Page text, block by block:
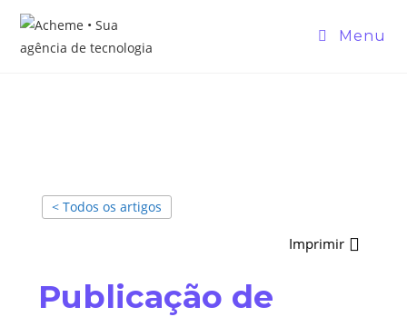
Menu
< Todos os artigos
Imprimir
Publicação de